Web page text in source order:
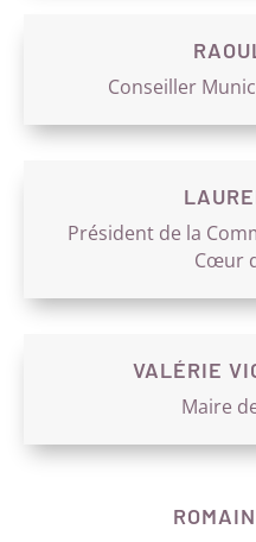
Conseiller
Président de la
Cœur
VALÉRIE
Maire